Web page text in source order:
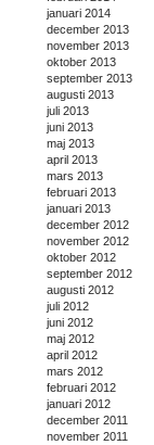
januari 2014
december 2013
november 2013
oktober 2013
september 2013
augusti 2013
juli 2013
juni 2013
maj 2013
april 2013
mars 2013
februari 2013
januari 2013
december 2012
november 2012
oktober 2012
september 2012
augusti 2012
juli 2012
juni 2012
maj 2012
april 2012
mars 2012
februari 2012
januari 2012
december 2011
november 2011